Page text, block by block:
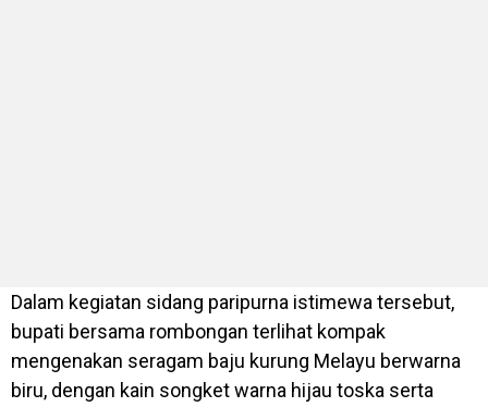
Dalam kegiatan sidang paripurna istimewa tersebut,
bupati bersama rombongan terlihat kompak
mengenakan seragam baju kurung Melayu berwarna
biru, dengan kain songket warna hijau toska serta